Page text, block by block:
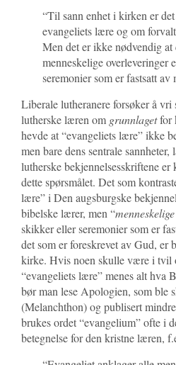
“Til sann enhet i kirken er
evangeliets lære og om
Men det er ikke nødvendig at
menneskelige overleveringer
seremonier som er fastsatt av
Liberale lutheranere forsøker å vri
lutherske læren om grunnlagetfor
hevde at “evangeliets lære” ikke
men bare dens sentrale
lutherske bekjennelsesskriftene
dette spørsmålet. Det som
lære” i Den augsburgske
bibelske lærer, men “menneskelige
skikker eller seremonier som er
det som er foreskrevet av Gud, er
kirke. Hvis noen skulle være i tvil
“evangeliets lære” menes alt hva
bør man lese Apologien, som ble
(Melanchthon) og publisert
brukes ordet “evangelium” ofte i
betegnelse for den kristne læren,